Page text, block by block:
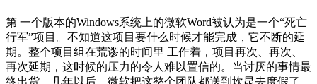
第 一个版本的Windows系统上的微软Word被认为是一个“死亡
行军”项目。不知道这项目要什么时候才能完成，它不断的延
期。整个项目组在荒谬的时间里 工作着，项目再次、再次、
再次延期，这时候的压力的令人难以置信的。当讨厌的事情最
终出货，几年以后，微软把这整个团队都送到坎昆去度假了，